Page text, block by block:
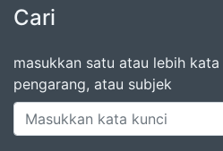
Cari
masukkan satu atau lebih
pengarang, atau subjek